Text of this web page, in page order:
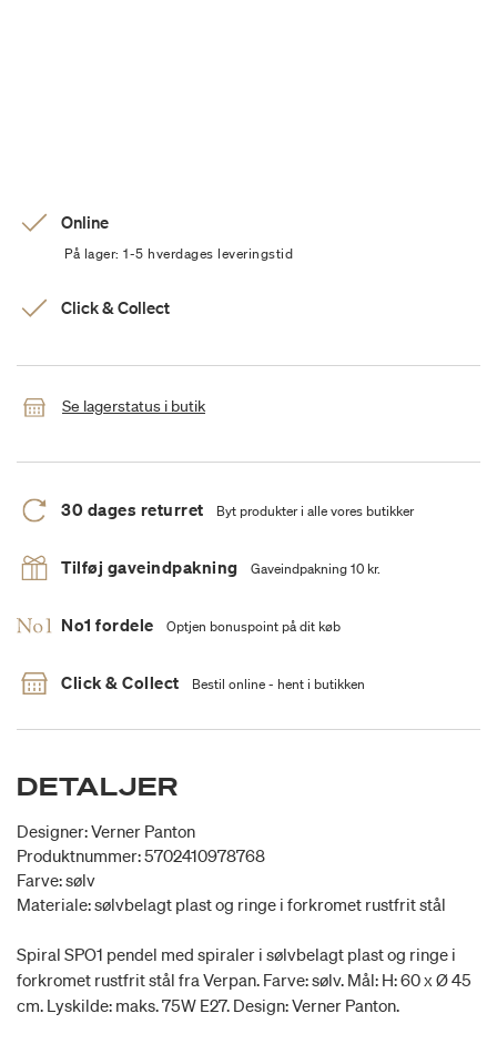
Online
På lager: 1-5 hverdages leveringstid
Click & Collect
Se lagerstatus i butik
30 dages returret Byt produkter i alle vores butikker
Tilføj gaveindpakning Gaveindpakning 10 kr.
No1 fordele Optjen bonuspoint på dit køb
Click & Collect Bestil online - hent i butikken
DETALJER
Designer: Verner Panton
Produktnummer: 5702410978768
Farve: sølv
Materiale: sølvbelagt plast og ringe i forkromet rustfrit stål
Spiral SPO1 pendel med spiraler i sølvbelagt plast og ringe i
forkromet rustfrit stål fra Verpan. Farve: sølv. Mål: H: 60 x Ø 45
cm. Lyskilde: maks. 75W E27. Design: Verner Panton.